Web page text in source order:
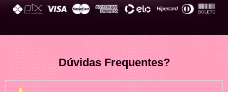
Dúvidas Frequentes?